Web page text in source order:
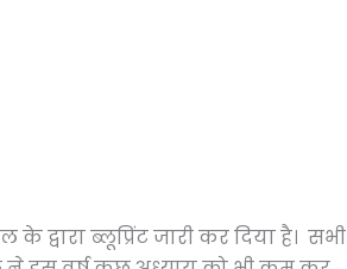
द्वारा ब्लूप्रिंट जारी कर दिया है। सभी